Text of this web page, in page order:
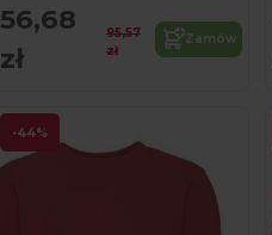
56,68
zł
95,57
zł
Zamów
-44%